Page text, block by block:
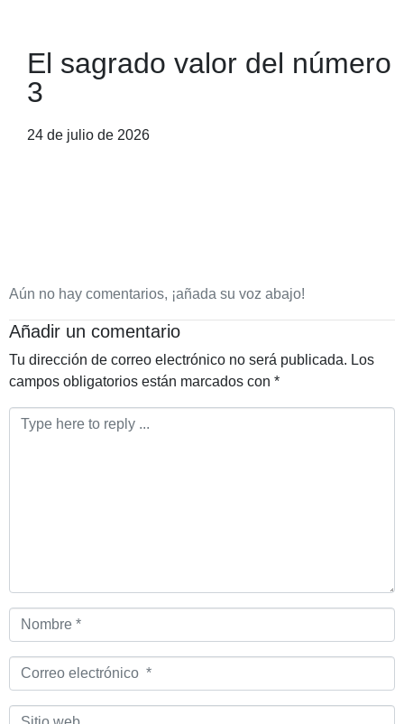
El sagrado valor del número
3
24 de julio de 2026
Aún no hay comentarios, ¡añada su voz abajo!
Añadir un comentario
Tu dirección de correo electrónico no será publicada. Los
campos obligatorios están marcados con *
Comentario
Nombre
*
Correo
electrónico
*Sitio